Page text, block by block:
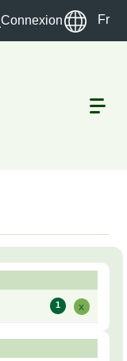
Connexion Fr
1 x